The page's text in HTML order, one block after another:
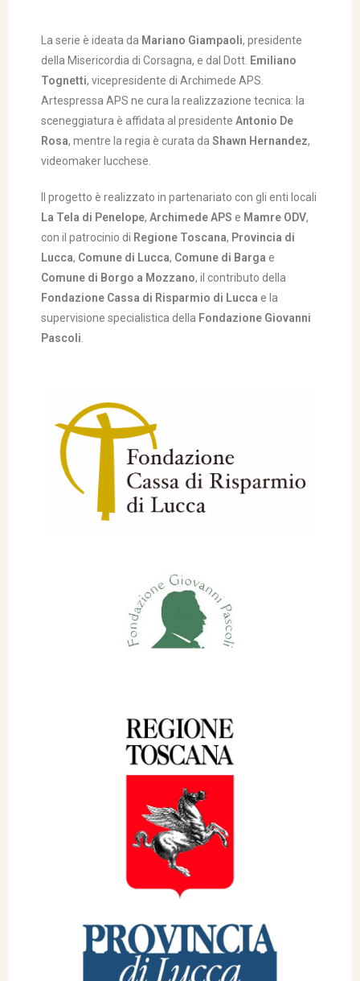
La serie è ideata da Mariano Giampaoli, presidente
della Misericordia di Corsagna, e dal Dott. Emiliano
Tognetti, vicepresidente di Archimede APS.
Artespressa APS ne cura la realizzazione tecnica: la
sceneggiatura è affidata al presidenteAntonio De
Rosa, mentre la regia è curata daShawn Hernandez,
videomaker lucchese.
Il progetto è realizzato in partenariato con gli enti locali
La Tela di Penelope,Archimede APS e Mamre ODV,
con il patrocinio di Regione Toscana, Provincia di
Lucca, Comune di Lucca, Comune di Barga e
Comune di Borgo a Mozzano, il contributo della
Fondazione Cassa di Risparmio di Lucca e la
supervisione specialistica della Fondazione Giovanni
Pascoli